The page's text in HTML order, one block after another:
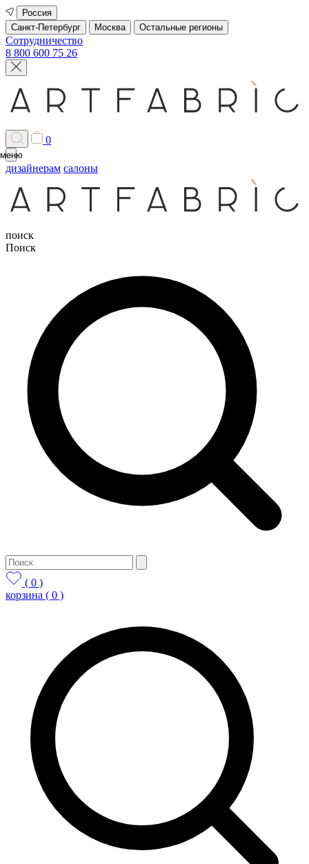
Россия
Санкт-Петербург
Москва Остальные регионы
Сотрудничество
8 800 600 75 26
0
меню
дизайнерам салоны
поиск
Поиск
( 0 )
корзина ( 0 )